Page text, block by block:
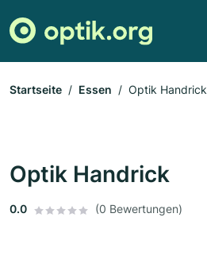
Startseite Essen Optik Handrick
Optik Handrick
0.0 (0 Bewertungen)